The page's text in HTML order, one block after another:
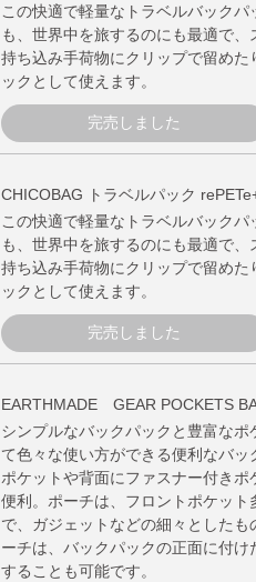
この快適で軽量なトラベルバック
も、世界中を旅するのにも最適で
持ち込み手荷物にクリップで留め
ックとして使えます。
完売しました
CHICOBAG トラベルパック
この快適で軽量なトラベルバック
も、世界中を旅するのにも最適で
持ち込み手荷物にクリップで留め
ックとして使えます。
完売しました
EARTHMADE GEAR POCKETS
シンプルなバックパックと豊富な
て色々な使い方ができる便利なバ
ポケットや背面にファスナー付き
便利。ポーチは、フロントポケッ
で、ガジェットなどの細々とした
ーチは、バックパックの正面に付
することも可能です。